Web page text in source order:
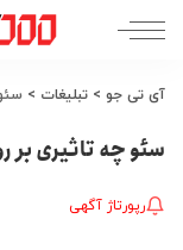
آی تی جو > تبلیغات >
سئو چه تاثیری بر
رپورتاژ آگهی